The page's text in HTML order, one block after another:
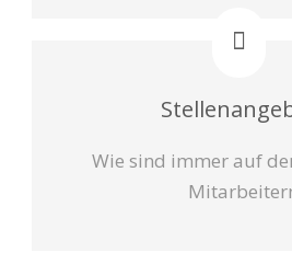
Wie sind immer auf